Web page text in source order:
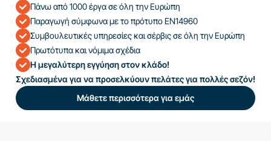
Πάνω από 1000 έργα σε όλη την Ευρώπη
Παραγωγή σύμφωνα με το πρότυπο EN14960
Συμβουλευτικές υπηρεσίες και σέρβις σε όλη την Ευρώπη
Πρωτότυπα και νόμιμα σχέδια
Η μεγαλύτερη εγγύηση στον κλάδο!
Σχεδιασμένα για να προσελκύουν πελάτες για πολλές σεζόν!
Μάθετε περισσότερα για εμάς